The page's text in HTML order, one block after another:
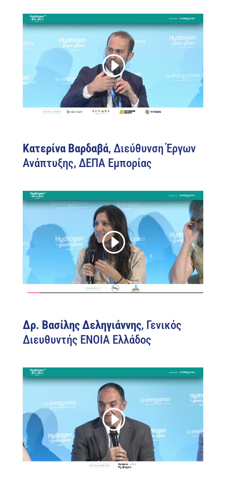
Κατερίνα Βαρδαβά, Διεύθυνση Έργων
Ανάπτυξης, ΔΕΠΑ Εμπορίας
Δρ. Βασίλης Δεληγιάννης, Γενικός
Διευθυντής ENOIA Ελλάδος